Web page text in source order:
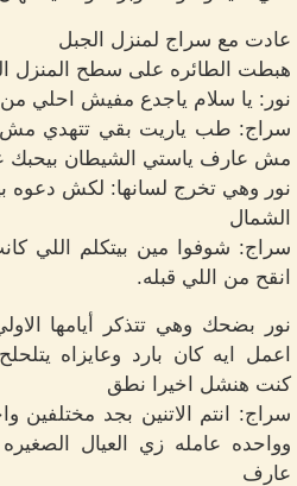
عادت مع سراج لمنزل الجبل
هبطت الطائره على سطح المنزل
نور: يا سلام ياجدع مفيش احلي من
سراج: طب ياريت بقي تتهدي
مش عارف ياستي الشيطان بيحبك
نور وهي تخرج لسانها: لكش دعوه
الشمال
سراج: شوفوا مين بيتكلم اللي
انقح من اللي قبله.
نور بضحك وهي تتذكر أيامها
اعمل ايه كان بارد وعايزاه
كنت هنشل اخيرا نطق
سراج: انتم الاتنين بجد
وواحده عامله زي العيال
عارف